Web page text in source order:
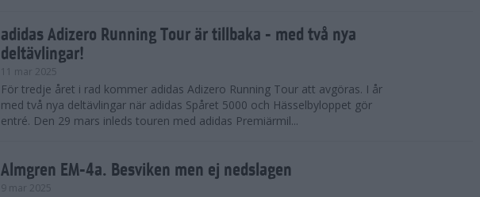
adidas Adizero Running Tour är tillbaka - med två nya
deltävlingar!
11 mar 2025
För tredje året i rad kommer adidas Adizero Running Tour att avgöras. I år
med två nya deltävlingar när adidas Spåret 5000 och Hässelbyloppet gör
entré. Den 29 mars inleds touren med adidas Premiärmil...
Almgren EM-4a. Besviken men ej nedslagen
9 mar 2025